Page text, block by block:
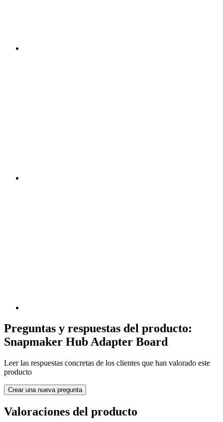
Preguntas y respuestas del producto:
Snapmaker Hub Adapter Board
Leer las respuestas concretas de los clientes que han valorado este
producto
Crear una nueva pregunta
Valoraciones del producto